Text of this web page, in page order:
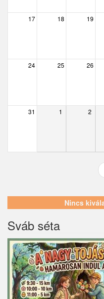
Délegyháza
Dunabogdány
Hernád
Iklad
Ipolydamásd
Ipolytölgyes
Káva
17 18 19
24 25 26
31 1 2
Nincs
Sváb séta